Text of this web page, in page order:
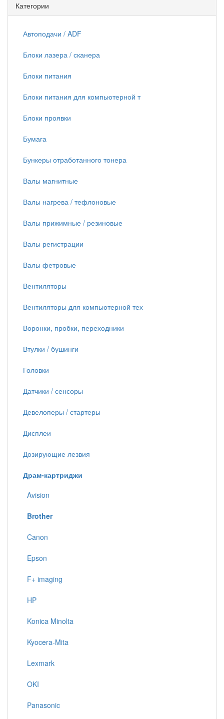
Категории
Автоподачи / ADF
Блоки лазера / сканера
Блоки питания
Блоки питания для компьютерной т
Блоки проявки
Бумага
Бункеры отработанного тонера
Валы магнитные
Валы нагрева / тефлоновые
Валы прижимные / резиновые
Валы регистрации
Валы фетровые
Вентиляторы
Вентиляторы для компьютерной тех
Воронки, пробки, переходники
Втулки / бушинги
Головки
Датчики / сенсоры
Девелоперы / стартеры
Дисплеи
Дозирующие лезвия
Драм-картриджи
Avision
Brother
Canon
Epson
F+ imaging
HP
Konica Minolta
Kyocera-Mita
Lexmark
OKI
Panasonic